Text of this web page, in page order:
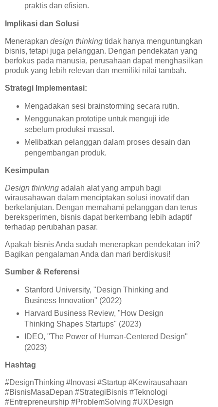
praktis dan efisien.
Implikasi dan Solusi
Menerapkan design thinking tidak hanya menguntungkan
bisnis, tetapi juga pelanggan. Dengan pendekatan yang
berfokus pada manusia, perusahaan dapat menghasilkan
produk yang lebih relevan dan memiliki nilai tambah.
Strategi Implementasi:
Mengadakan sesi brainstorming secara rutin.
Menggunakan prototipe untuk menguji ide
sebelum produksi massal.
Melibatkan pelanggan dalam proses desain dan
pengembangan produk.
Kesimpulan
Design thinking adalah alat yang ampuh bagi
wirausahawan dalam menciptakan solusi inovatif dan
berkelanjutan. Dengan memahami pelanggan dan terus
bereksperimen, bisnis dapat berkembang lebih adaptif
terhadap perubahan pasar.
Apakah bisnis Anda sudah menerapkan pendekatan ini?
Bagikan pengalaman Anda dan mari berdiskusi!
Sumber & Referensi
Stanford University, "Design Thinking and
Business Innovation" (2022)
Harvard Business Review, "How Design
Thinking Shapes Startups" (2023)
IDEO, "The Power of Human-Centered Design"
(2023)
Hashtag
#DesignThinking #Inovasi #Startup #Kewirausahaan
#BisnisMasaDepan #StrategiBisnis #Teknologi
#Entrepreneurship #ProblemSolving #UXDesign